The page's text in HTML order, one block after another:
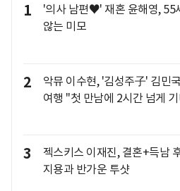
1
'의사 남편♥' 재혼 윤해영, 55
않는 미모
2
악뮤 이수현, '김성주子' 김민
여행 "첫 만남에 2시간 넘게
3
젝스키스 이재진, 결혼+득남
지용과 반가운 투샷